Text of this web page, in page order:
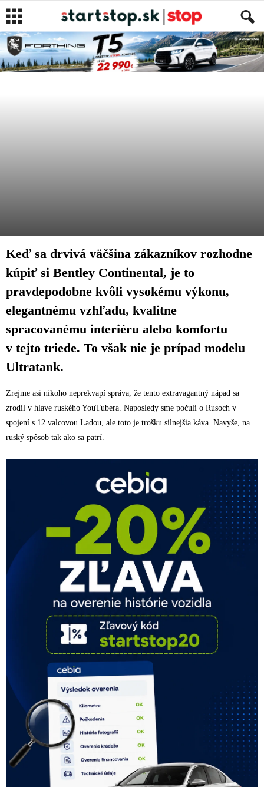
Keď sa drvivá väčšina zákazníkov rozhodne
kúpiť si Bentley Continental, je to
pravdepodobne kvôli vysokému výkonu,
elegantnému vzhľadu, kvalitne
spracovanému interiéru alebo komfortu
v tejto triede. To však nie je prípad modelu
Ultratank.
Zrejme asi nikoho neprekvapí správa, že tento extravagantný nápad sa
zrodil v hlave ruského YouTubera. Naposledy sme počuli o Rusoch v
spojení s 12 valcovou Ladou, ale toto je trošku silnejšia káva. Navyše, na
ruský spôsob tak ako sa patrí.